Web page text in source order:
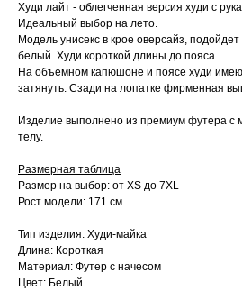
Худи лайт - облегченная версия худи с
Идеальный выбор на лето.
Модель унисекс в крое оверсайз,
белый. Худи короткой длины до пояса.
На объемном капюшоне и поясе худи
затянуть. Сзади на лопатке фирменная
Изделие выполнено из премиум футера с
телу.
Размерная таблица
Размер на выбор: от XS до 7XL
Рост модели: 171 см
Тип изделия: Худи-майка
Длина: Короткая
Материал: Футер с начесом
Цвет: Белый